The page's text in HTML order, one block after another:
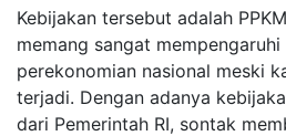
Kebijakan tersebut adalah
memang sangat
perekonomian nasional meski
terjadi. Dengan adanya
dari Pemerintah RI, sontak